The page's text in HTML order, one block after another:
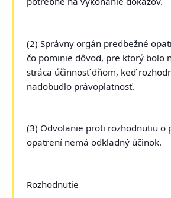
(2) Správny orgán predbežné
čo pominie dôvod, pre ktorý bolo
stráca účinnosť dňom, keď
nadobudlo právoplatnosť.
(3) Odvolanie proti rozhodnutiu o
opatrení nemá odkladný účinok.
Rozhodnutie